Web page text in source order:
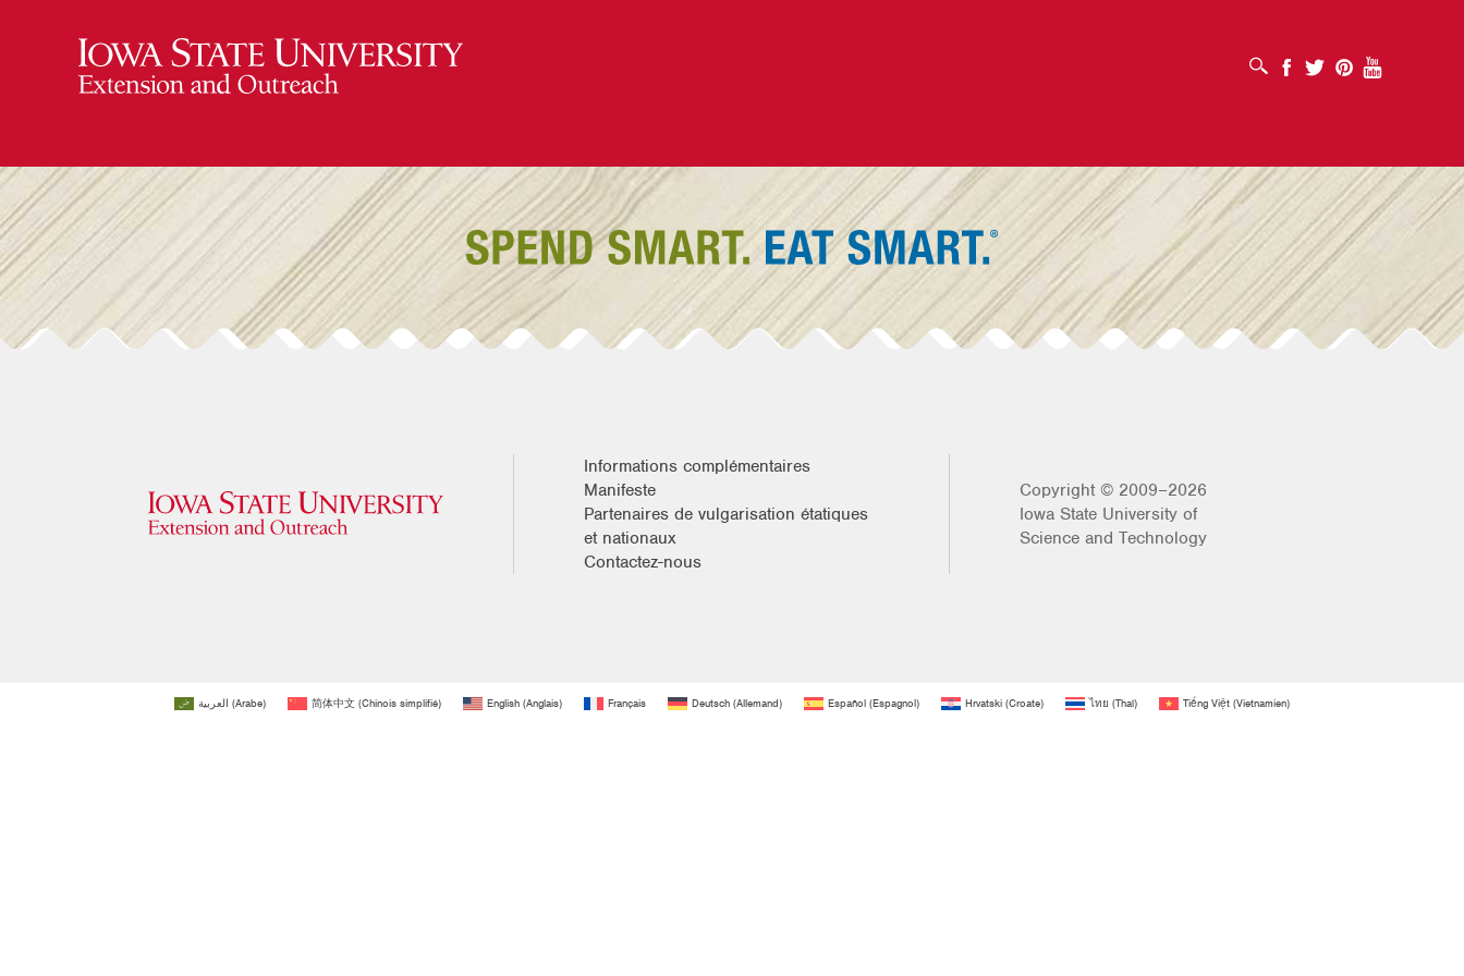
OUVRIR LA BOÎTE DE RECHERCHE
Facebook
Twitter PinterestYoutube
Informations complémentaires
Manifeste
Partenaires de vulgarisation étatiques
et nationaux
Contactez-nous
Copyright © 2009–2026
Iowa State University of
Science and Technology
العربية (Arabe) 简体中文 (Chinois simplifié) English (Anglais) Français Deutsch (Allemand) Español (Espagnol) Hrvatski (Croate) ไทย (Thaï) Tiếng Việt (Vietnamien)